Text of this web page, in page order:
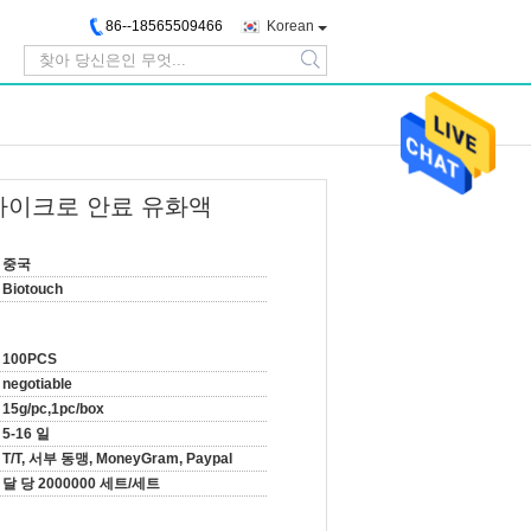
Korean
86--18565509466
search
크로 안료 유화액
중국
Biotouch
100PCS
negotiable
15g/pc,1pc/box
5-16 일
T/T, 서부 동맹, MoneyGram, Paypal
달 당 2000000 세트/세트